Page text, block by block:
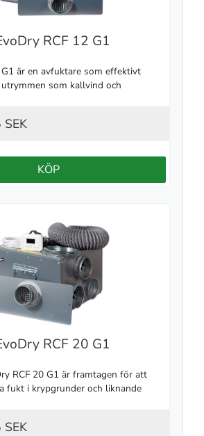
RCF 12 G1
G1 är en avfuktare som effektivt
som kallvind och
KÖP
RCF 20 G1
RCF 20 G1 är framtagen för att
fukt i krypgrunder och liknande